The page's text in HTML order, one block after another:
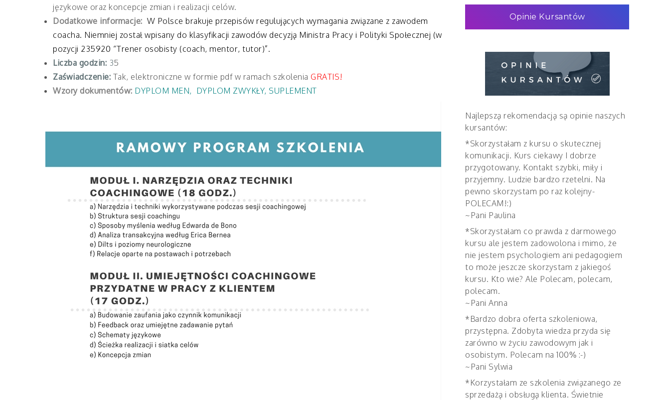
językowe oraz koncepcje zmian i realizacji celów.
Dodatkowe informacje: W Polsce brakuje przepisów regulujących wymagania związane z zawodem
coacha. Niemniej został wpisany do klasyfikacji zawodów decyzją Ministra Pracy i Polityki Społecznej (w
pozycji 235920 “Trener osobisty (coach, mentor, tutor)”.
Liczba godzin: 35
Zaświadczenie: Tak, elektroniczne w formie pdf w ramach szkolenia GRATIS!
Wzory dokumentów: DYPLOM MEN, DYPLOM ZWYKŁY, SUPLEMENT
Opinie Kursantów
Najlepszą rekomendacją są opinie naszych
kursantów:
*Skorzystałam z kursu o skutecznej
komunikacji. Kurs ciekawy I dobrze
przygotowany. Kontakt szybki, miły i
przyjemny. Ludzie bardzo rzetelni. Na
pewno skorzystam po raz kolejny-
POLECAM!:)
~Pani Paulina
*Skorzystałam co prawda z darmowego
kursu ale jestem zadowolona i mimo, że
nie jestem psychologiem ani pedagogiem
to może jeszcze skorzystam z jakiegoś
kursu. Kto wie? Ale Polecam, polecam,
polecam.
~Pani Anna
*Bardzo dobra oferta szkoleniowa,
przystępna. Zdobyta wiedza przyda się
zarówno w życiu zawodowym jak i
osobistym. Polecam na 100% :-)
~Pani Sylwia
*Korzystałam ze szkolenia związanego ze
sprzedażą i obsługą klienta. Świetnie